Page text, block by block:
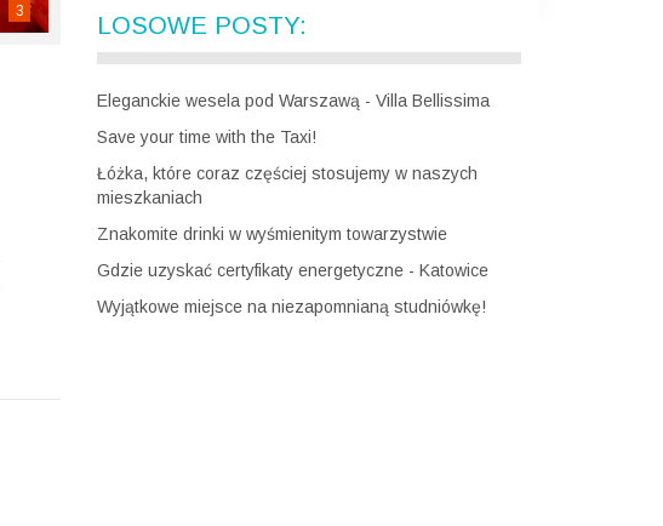
3
LOSOWE POSTY:
Eleganckie wesela pod Warszawą - Villa Bellissima
Save your time with the Taxi!
Łóżka, które coraz częściej stosujemy w naszych
mieszkaniach
Znakomite drinki w wyśmienitym towarzystwie
Gdzie uzyskać certyfikaty energetyczne - Katowice
Wyjątkowe miejsce na niezapomnianą studniówkę!